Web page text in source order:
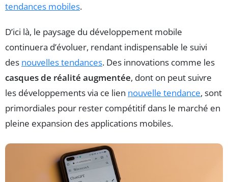
tendances mobiles.
D’ici là, le paysage du développement mobile
continuera d’évoluer, rendant indispensable le suivi
des nouvelles tendances. Des innovations comme les
casques de réalité augmentée, dont on peut suivre
les développements via ce lien nouvelle tendance, sont
primordiales pour rester compétitif dans le marché en
pleine expansion des applications mobiles.